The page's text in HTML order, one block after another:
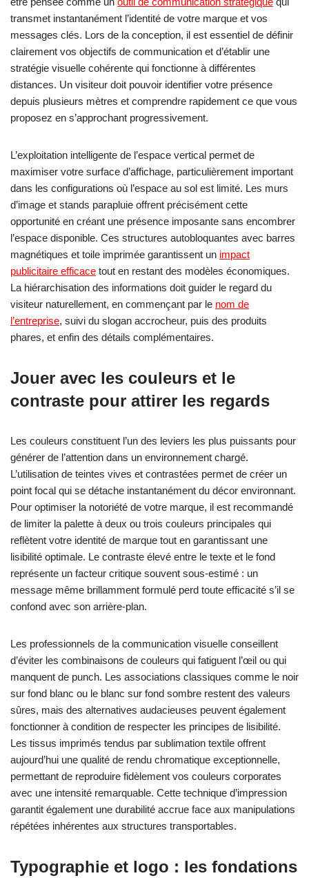
transmet instantanément l’identité de votre marque et vos
messages clés. Lors de la conception, il est essentiel de définir
clairement vos objectifs de communication et d’établir une
stratégie visuelle cohérente qui fonctionne à différentes
distances. Un visiteur doit pouvoir identifier votre présence
depuis plusieurs mètres et comprendre rapidement ce que vous
proposez en s’approchant progressivement.
L’exploitation intelligente de l’espace vertical permet de
maximiser votre surface d’affichage, particulièrement important
dans les configurations où l’espace au sol est limité. Les murs
d’image et stands parapluie offrent précisément cette
opportunité en créant une présence imposante sans encombrer
l’espace disponible. Ces structures autobloquantes avec barres
magnétiques et toile imprimée garantissent un impact
publicitaire efficace tout en restant des modèles économiques.
La hiérarchisation des informations doit guider le regard du
visiteur naturellement, en commençant par le nom de
l’entreprise, suivi du slogan accrocheur, puis des produits
phares, et enfin des détails complémentaires.
Jouer avec les couleurs et le
contraste pour attirer les regards
Les couleurs constituent l’un des leviers les plus puissants pour
générer de l’attention dans un environnement chargé.
L’utilisation de teintes vives et contrastées permet de créer un
point focal qui se détache instantanément du décor environnant.
Pour optimiser la notoriété de votre marque, il est recommandé
de limiter la palette à deux ou trois couleurs principales qui
reflètent votre identité de marque tout en garantissant une
lisibilité optimale. Le contraste élevé entre le texte et le fond
représente un facteur critique souvent sous-estimé : un
message même brillamment formulé perd toute efficacité s’il se
confond avec son arrière-plan.
Les professionnels de la communication visuelle conseillent
d’éviter les combinaisons de couleurs qui fatiguent l’œil ou qui
manquent de punch. Les associations classiques comme le noir
sur fond blanc ou le blanc sur fond sombre restent des valeurs
sûres, mais des alternatives audacieuses peuvent également
fonctionner à condition de respecter les principes de lisibilité.
Les tissus imprimés tendus par sublimation textile offrent
aujourd’hui une qualité de rendu chromatique exceptionnelle,
permettant de reproduire fidèlement vos couleurs corporates
avec une intensité remarquable. Cette technique d’impression
garantit également une durabilité accrue face aux manipulations
répétées inhérentes aux structures transportables.
Typographie et logo : les fondations